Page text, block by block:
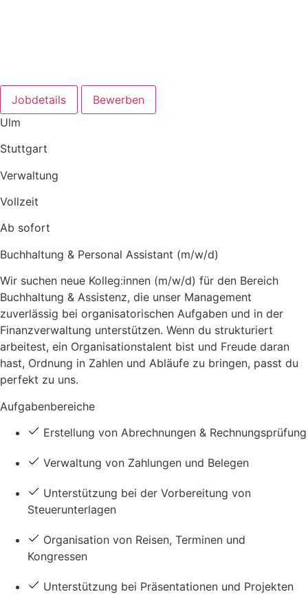
Jobdetails
Bewerben
Ulm
Stuttgart
Verwaltung
Vollzeit
Ab sofort
Buchhaltung & Personal Assistant (m/w/d)
Wir suchen neue Kolleg:innen (m/w/d) für den Bereich
Buchhaltung & Assistenz, die unser Management
zuverlässig bei organisatorischen Aufgaben und in der
Finanzverwaltung unterstützen. Wenn du strukturiert
arbeitest, ein Organisationstalent bist und Freude daran
hast, Ordnung in Zahlen und Abläufe zu bringen, passt du
perfekt zu uns.
Aufgabenbereiche
Erstellung von Abrechnungen & Rechnungsprüfung
Verwaltung von Zahlungen und Belegen
Unterstützung bei der Vorbereitung von
Steuerunterlagen
Organisation von Reisen, Terminen und
Kongressen
Unterstützung bei Präsentationen und Projekten